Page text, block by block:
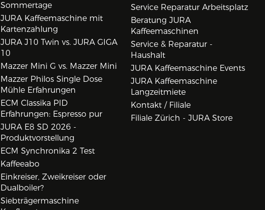
Sommertage
JURA Kaffeemaschine mit
Kartenzahlung
JURA J10 Twin vs. JURA GIGA
10
Mazzer Mini G vs. Mazzer Mini
Mazzer Philos Single Dose
Mühle Erfahrungen
ECM Classika PID
Erfahrungen: Espresso pur
JURA E8 SD 2026 -
Produktvorstellung
ECM Synchronika 2 Test
Kaffeeabo
Einkreiser, Zweikreiser oder
Dualboiler?
Siebträgermaschine
Service Reparatur Arbeitsplatz
Beratung JURA
Kaffeemaschinen
Service & Reparatur -
Haushalt
JURA Kaffeemaschine Events
JURA Kaffeemaschine
Langzeitmiete
Kontakt / Filiale
Filiale Zürich - JURA Store